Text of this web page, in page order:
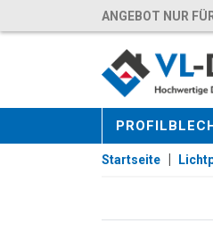
ANGEBOT NUR
Startseite